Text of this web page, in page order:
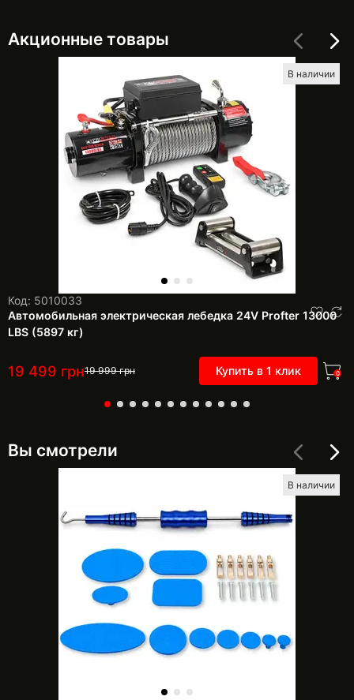
Акционные товары
В наличии
Код: 5010033
Автомобильная электрическая лебедка 24V Profter 13000
LBS (5897 кг)
19 499 грн19 999грн Купить в 1 клик 0
Вы смотрели
В наличии